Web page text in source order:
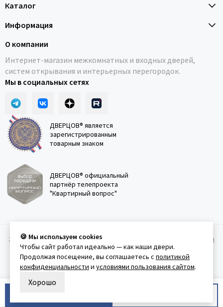
Каталог
Информация
О компании
Интернет-магазин межкомнатных и входных дверей,
систем открывания и интерьерных перегородок.
Мы в социальных сетях
ДВЕРЦОВ® является
зарегистрированным
товарным знаком
ДВЕРЦОВ® официальный
партнёр телепроекта
"Квартирный вопрос"
2011-2026 © Дверцов. Карта сайта
Политика
конфеденциальности Условия использования сайта
🍪 Мы используем cookies
Чтобы сайт работал идеально — как наши двери.
Продолжая посещение, вы соглашаетесь с политикой
конфиденциальности и условиями пользования сайтом.
Хорошо